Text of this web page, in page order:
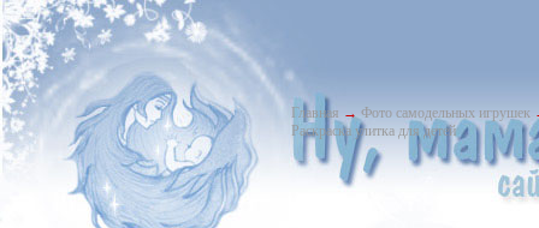
Главная → Фото самодельных игрушек
Раскраска улитка для детей